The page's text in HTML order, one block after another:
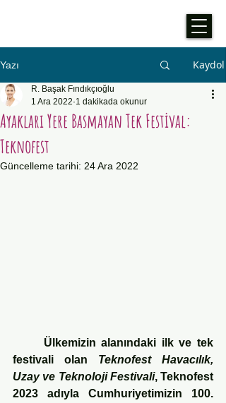
Yazı Kaydol
Ayakları Yere Basmayan Tek Festival:
Teknofest
R. Başak Fındıkçıoğlu
1 Ara 2022 1 dakikada okunur
Güncelleme tarihi: 24 Ara 2022
Ülkemizin alanındaki ilk ve tek
festivali olan Teknofest Havacılık,
Uzay ve Teknoloji Festivali, Teknofest
2023 adıyla Cumhuriyetimizin 100.